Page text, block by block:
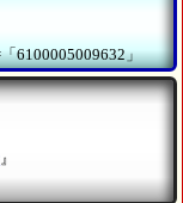
6100005009632」
』